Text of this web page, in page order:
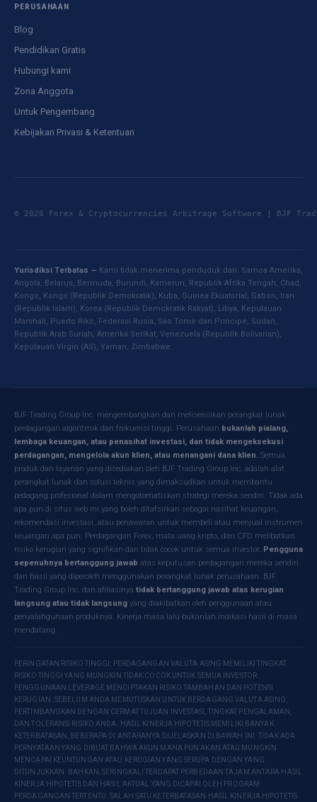
PERUSAHAAN
Blog
Pendidikan Gratis
Hubungi kami
Zona Anggota
Untuk Pengembang
Kebijakan Privasi & Ketentuan
© 2026 Forex & Cryptocurrencies Arbitrage Software |
Yurisdiksi Terbatas — Kami tidak menerima penduduk dari: Samoa Amerika,
Angola, Belarus, Bermuda, Burundi, Kamerun, Republik Afrika Tengah, Chad,
Kongo, Kongo (Republik Demokratik), Kuba, Guinea Ekuatorial, Gabon, Iran
(Republik Islam), Korea (Republik Demokratik Rakyat), Libya, Kepulauan
Marshall, Puerto Riko, Federasi Rusia, Sao Tome dan Principe, Sudan,
Republik Arab Suriah, Amerika Serikat, Venezuela (Republik Bolivarian),
Kepulauan Virgin (AS), Yaman, Zimbabwe.
BJF Trading Group Inc. mengembangkan dan melisensikan perangkat lunak
perdagangan algoritmik dan frekuensi tinggi. Perusahaan bukanlah pialang,
lembaga keuangan, atau penasihat investasi, dan tidak mengeksekusi
perdagangan, mengelola akun klien, atau menangani dana klien. Semua
produk dan layanan yang disediakan oleh BJF Trading Group Inc. adalah alat
perangkat lunak dan solusi teknis yang dimaksudkan untuk membantu
pedagang profesional dalam mengotomatiskan strategi mereka sendiri. Tidak ada
apa pun di situs web ini yang boleh ditafsirkan sebagai nasihat keuangan,
rekomendasi investasi, atau penawaran untuk membeli atau menjual instrumen
keuangan apa pun. Perdagangan Forex, mata uang kripto, dan CFD melibatkan
risiko kerugian yang signifikan dan tidak cocok untuk semua investor. Pengguna
sepenuhnya bertanggung jawab atas keputusan perdagangan mereka sendiri
dan hasil yang diperoleh menggunakan perangkat lunak perusahaan. BJF
Trading Group Inc. dan afiliasinya tidak bertanggung jawab atas kerugian
langsung atau tidak langsung yang diakibatkan oleh penggunaan atau
penyalahgunaan produknya. Kinerja masa lalu bukanlah indikasi hasil di masa
mendatang.
PERINGATAN RISIKO TINGGI: PERDAGANGAN VALUTA ASING MEMILIKI TINGKAT
RISIKO TINGGI YANG MUNGKIN TIDAK COCOK UNTUK SEMUA INVESTOR.
PENGGUNAAN LEVERAGE MENCIPTAKAN RISIKO TAMBAHAN DAN POTENSI
KERUGIAN. SEBELUM ANDA MEMUTUSKAN UNTUK BERDAGANG VALUTA ASING,
PERTIMBANGKAN DENGAN CERMAT TUJUAN INVESTASI, TINGKAT PENGALAMAN,
DAN TOLERANSI RISIKO ANDA. HASIL KINERJA HIPOTETIS MEMILIKI BANYAK
KETERBATASAN, BEBERAPA DI ANTARANYA DIJELASKAN DI BAWAH INI. TIDAK ADA
PERNYATAAN YANG DIBUAT BAHWA AKUN MANA PUN AKAN ATAU MUNGKIN
MENCAPAI KEUNTUNGAN ATAU KERUGIAN YANG SERUPA DENGAN YANG
DITUNJUKKAN. BAHKAN, SERINGKALI TERDAPAT PERBEDAAN TAJAM ANTARA HASIL
KINERJA HIPOTETIS DAN HASIL AKTUAL YANG DICAPAI OLEH PROGRAM
PERDAGANGAN TERTENTU. SALAH SATU KETERBATASAN HASIL KINERJA HIPOTETIS